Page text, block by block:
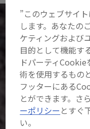
”このウェブサイ
します。あなたの
ケティングおよび
目的として機能す
ドパーティ
術を使用するもの
フッターにある
とができます。さ
ーポリシー とすぐ
い。